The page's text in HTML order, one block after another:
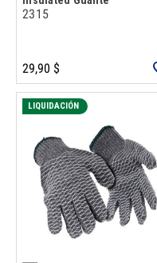
2315
29,90 $
LIQUIDACIÓN